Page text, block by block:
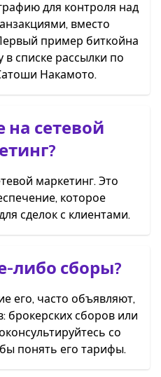
для контроля над
вместо
пример биткойна
в списке рассылки по
Накамото.
на сетевой
маркетинг. Это
которое
сделок с клиентами.
либо сборы?
его, часто объявляют,
брокерских сборов или
со
понять его тарифы.